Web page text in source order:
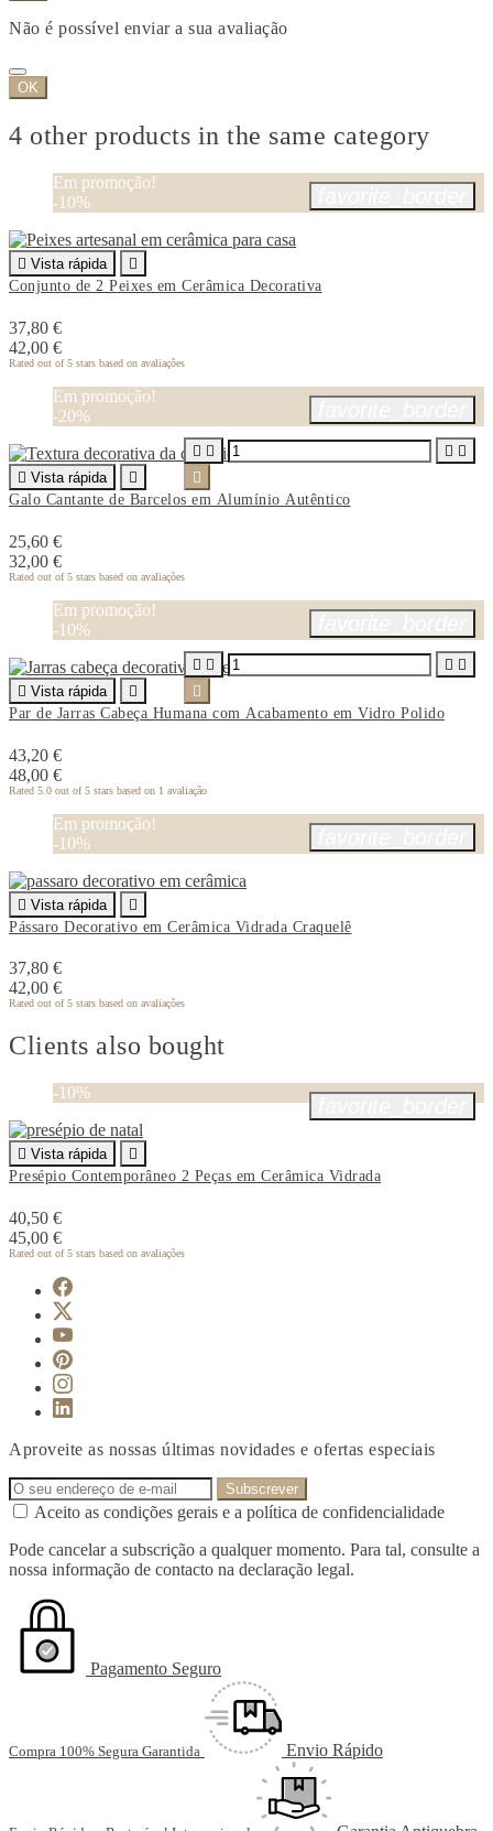
Não é possível enviar a sua avaliação
OK
4 other products in the same category
Em promoção!
-10%
 Vista rápida

Conjunto de 2 Peixes em Cerâmica Decorativa
37,80 €
42,00 €
Rated out of 5 stars based on avaliações
Em promoção!
-20%
 Vista rápida

Galo Cantante de Barcelos em Alumínio Autêntico
25,60 €
32,00 €
Rated out of 5 stars based on avaliações
   

Em promoção!
-10%
 Vista rápida

Par de Jarras Cabeça Humana com Acabamento em Vidro Polido
43,20 €
48,00 €
Rated 5.0 out of 5 stars based on 1 avaliação
   

Em promoção!
-10%
 Vista rápida

Pássaro Decorativo em Cerâmica Vidrada Craquelê
37,80 €
42,00 €
Rated out of 5 stars based on avaliações
Clients also bought
-10%
 Vista rápida

Presépio Contemporâneo 2 Peças em Cerâmica Vidrada
40,50 €
45,00 €
Rated out of 5 stars based on avaliações
Aproveite as nossas últimas novidades e ofertas especiais
Aceito as condições gerais e a política de confidencialidade
Pode cancelar a subscrição a qualquer momento. Para tal, consulte a
nossa informação de contacto na declaração legal.
Pagamento Seguro
Compra 100% Segura Garantida Envio Rápido